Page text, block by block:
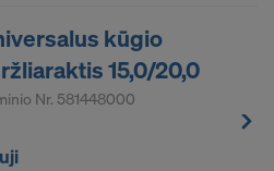
kūgio
15,0/20,0
Nr. 581448000
SLAPUKUS
ASMENINIUS
AMERIKOS